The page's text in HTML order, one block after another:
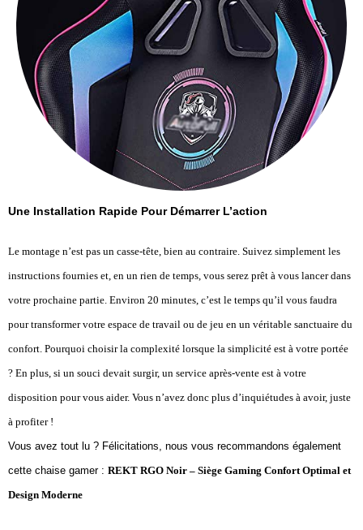
Une Installation Rapide Pour Démarrer L’action
Le montage n’est pas un casse-tête, bien au contraire. Suivez simplement les
instructions fournies et, en un rien de temps, vous serez prêt à vous lancer dans
votre prochaine partie. Environ 20 minutes, c’est le temps qu’il vous faudra
pour transformer votre espace de travail ou de jeu en un véritable sanctuaire du
confort. Pourquoi choisir la complexité lorsque la simplicité est à votre portée
? En plus, si un souci devait surgir, un service après-vente est à votre
disposition pour vous aider. Vous n’avez donc plus d’inquiétudes à avoir, juste
à profiter !
Vous avez tout lu ? Félicitations, nous vous recommandons également
cette chaise gamer : REKT RGO Noir – Siège Gaming Confort Optimal et
Design Moderne